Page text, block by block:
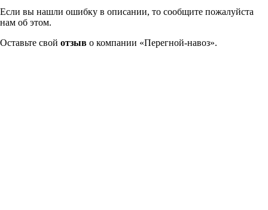
Если вы нашли ошибку в описании, то сообщите пожалуйста
нам об этом.
Оставьте свой отзыв о компании «Перегной-навоз».